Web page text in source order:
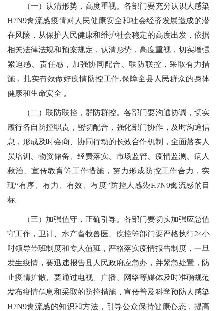
（一）认清形势，高度重视。各部门要充分认识人感染
H7N9禽流感疫情对人民健康安全和社会经济发展造成的潜
在风险，从保护人民健康和维护社会稳定的高度出发，依据
相关法律法规和预案规定，认清形势，高度重视，切实增强
紧迫感、责任感，加强协同配合、联防联控，采取有力措
施，扎实有效做好疫情防控工作,保障全县人民群众的身体
健康和生命安全 。
（二）联防联控，群防群控。各部门要沟通协调，切实
履行各自防控职责，密切配合，强化部门协作，及时沟通信
息，形成及时会商、协同行动的长效合作机制，全面落实人
员培训、物资储备、经费落实、市场监管、疫情监测、病人
救治、宣传教育等工作措施，努力形成防控工作合力，实
现“有序、有力、有效、有度”防控人感染H7N9禽流感的目
标。
（三）加强值守，正确引导。各部门要切实加强应急值
守工作，卫计、水产畜牧兽医、疾控等部门要严格执行24小
时领导带班制度和专人值班，严格落实疫情报告制度，一旦
发生疫情，要迅速报告县人民政府应急办，并紧急处置，防
止疫情扩散。要通过电视、广播、网络等媒体及时准确规范
发布疫情信息和采取的防控措施，宣传普及科学预防人感染
H7N9禽流感的知识和方法，引导公众保持健康心态，提高